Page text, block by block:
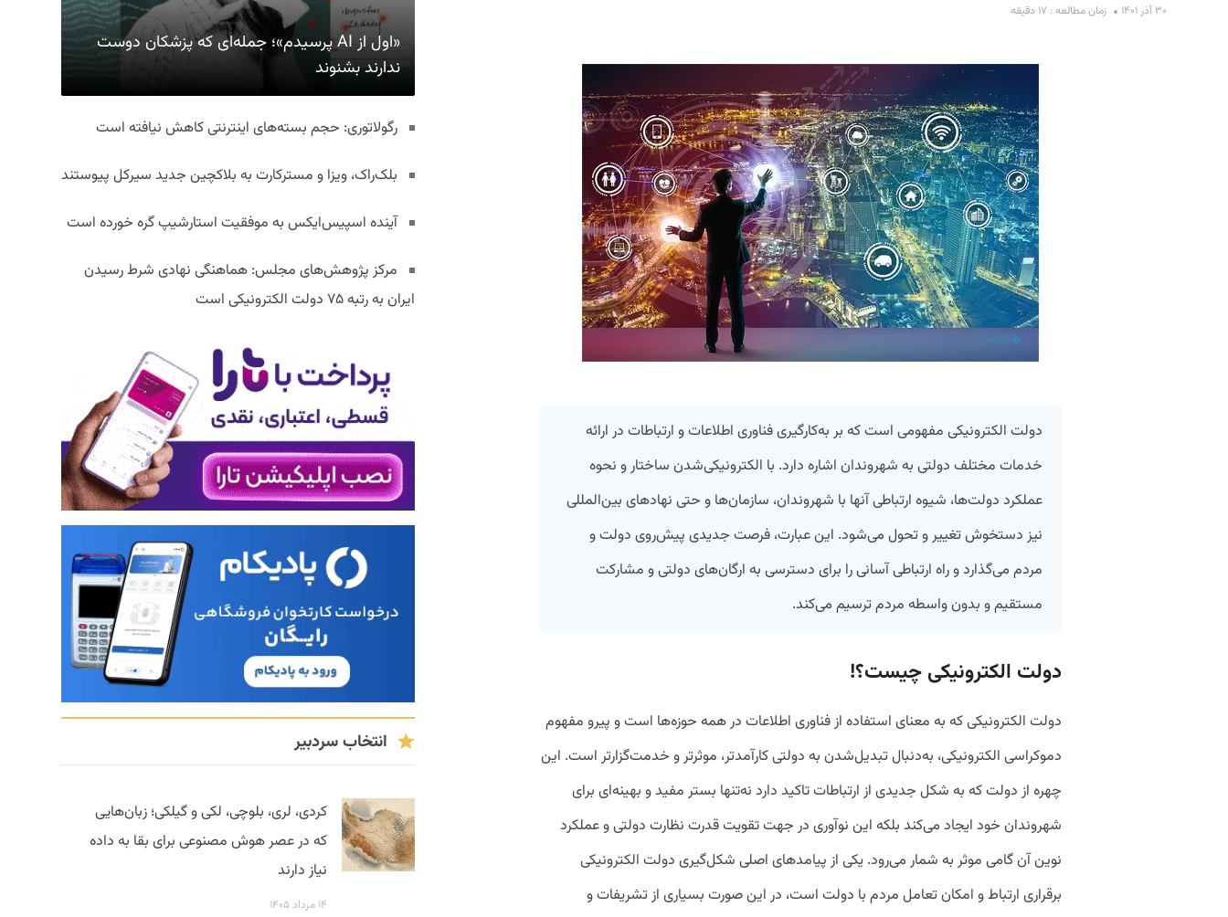
۳۰ آذر ۱۴۰۱ زمان مطالعه : ۱۷ دقیقه
دولت الکترونیکی مفهومی است که بر به‌کارگیری فناوری اطلاعات و ارتباطات در ارائه
خدمات مختلف دولتی به شهروندان اشاره دارد. با الکترونیکی‌شدن ساختار و نحوه
عملکرد دولت‌ها، شیوه‌ ارتباطی آنها با شهروندان، سازمان‌ها و حتی نهادهای بین‌المللی
نیز دستخوش تغییر و تحول می‌شود. این عبارت، فرصت جدیدی پیش‌روی دولت و
مردم می‌گذارد و راه ارتباطی آسانی را برای دسترسی به ارگان‌های دولتی و مشارکت
مستقیم و بدون واسطه مردم ترسیم می‌کند.
دولت الکترونیکی چیست؟!
دولت الکترونیکی که به معنای استفاده از فناوری اطلاعات در همه حوزه‌ها است و پیرو مفهوم
دموکراسی الکترونیکی، به‌دنبال تبدیل‌شدن به دولتی کارآمدتر، موثرتر و خدمت‌گزارتر است. این
چهره از دولت که به شکل جدیدی از ارتباطات تاکید دارد نه‌تنها بستر مفید و بهینه‌ای برای
شهروندان خود ایجاد می‌کند بلکه این نوآوری در جهت تقویت قدرت نظارت دولتی و عملکرد
نوین آن گامی موثر به شمار می‌رود. یکی از پیامدهای اصلی شکل‌گیری دولت الکترونیکی
برقراری ارتباط و امکان تعامل مردم با دولت است، در این صورت بسیاری از تشریفات و
«اول از AI پرسیدم»؛ جمله‌ای که پزشکان دوست
ندارند بشنوند
رگولاتوری: حجم بسته‌های اینترنتی کاهش نیافته است
بلک‌راک، ویزا و مسترکارت به بلاکچین جدید سیرکل پیوستند
آینده اسپیس‌ایکس به موفقیت استارشیپ گره خورده است
مرکز پژوهش‌های مجلس: هماهنگی نهادی شرط رسیدن
ایران به رتبه ۷۵ دولت الکترونیکی است
انتخاب سردبیر
کردی، لری، بلوچی، لکی و گیلکی؛ زبان‌هایی
که در عصر هوش مصنوعی برای بقا به داده
نیاز دارند
۱۴ مرداد ۱۴۰۵